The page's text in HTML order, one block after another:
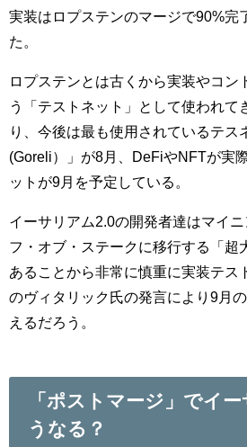
実装はロプステンのマージで90%完
た。
ロプステンとは古くから実装やコン
う「テストネット」として使われて
り、今後は最も使用されているテス
(Goreli）」が8月、DeFiやNFTが実
ットが9月を予定している。
イーサリアム2.0の開発者達はマイ
フ・オブ・ステークに移行する「超
あることから非常に慎重に実装テス
のヴィタリック氏の発言により9月
えるだろう。
「ポストマージ」でイ
うなる？